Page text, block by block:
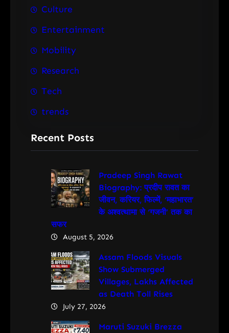
Culture
Entertainment
Mobility
Research
Tech
trends
Recent Posts
Pradeep Singh Rawat
Biography: प्रदीप रावत का
जीवन, करियर, फिल्में, ‘महाभारत’
के अश्वत्थामा से ‘गजनी’ तक का
सफर
August 5, 2026
Assam Floods Visuals
Show Submerged
Villages, Lakhs Affected
as Death Toll Rises
July 27, 2026
Maruti Suzuki Brezza